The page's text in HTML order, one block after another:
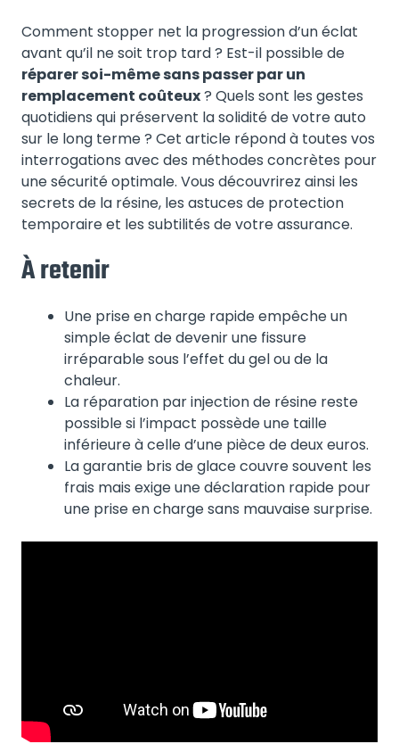
Comment stopper net la progression d’un éclat
avant qu’il ne soit trop tard ? Est-il possible de
réparer soi-même sans passer par un
remplacement coûteux? Quels sont les gestes
quotidiens qui préservent la solidité de votre auto
sur le long terme ? Cet article répond à toutes vos
interrogations avec des méthodes concrètes pour
une sécurité optimale. Vous découvrirez ainsi les
secrets de la résine, les astuces de protection
temporaire et les subtilités de votre assurance.
À retenir
Une prise en charge rapide empêche un
simple éclat de devenir une fissure
irréparable sous l’effet du gel ou de la
chaleur.
La réparation par injection de résine reste
possible si l’impact possède une taille
inférieure à celle d’une pièce de deux euros.
La garantie bris de glace couvre souvent les
frais mais exige une déclaration rapide pour
une prise en charge sans mauvaise surprise.